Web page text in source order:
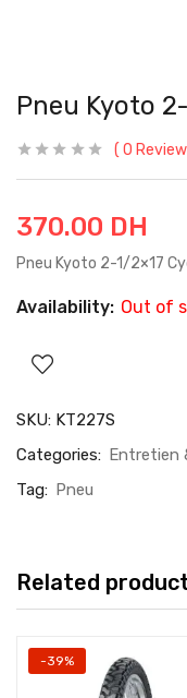
Pneu Kyoto
0
370.00 DH
Pneu Kyoto 2-1/2×17
Availability: Out of
SKU: KT227S
Categories: Entretien
Tag: Pneu
Related
-39%